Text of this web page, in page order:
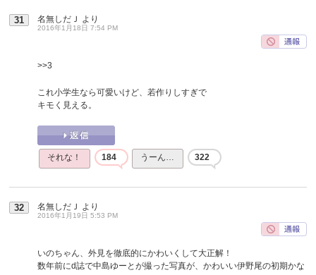
31 名無しだＪ より
2016年1月18日 7:54 PM
>>3
これ小学生なら可愛いけど、若作りしすぎで
キモく見える。
それな！ 184 うーん… 322
32 名無しだＪ より
2016年1月19日 5:53 PM
いのちゃん、外見を徹底的にかわいくして大正解！
数年前にd誌で中島ゆーとが撮った写真が、かわいい伊野尾の初期かな